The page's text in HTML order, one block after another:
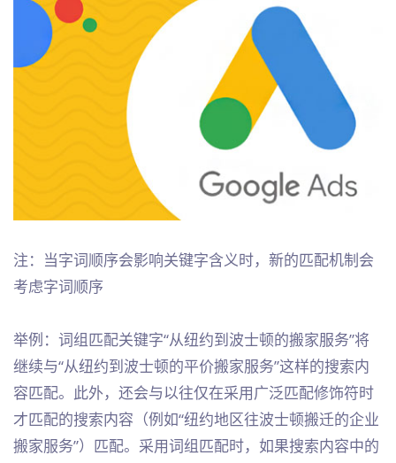
注：当字词顺序会影响关键字含义时，新的匹配机制会
考虑字词顺序
举例：词组匹配关键字“从纽约到波士顿的搬家服务”将
继续与“从纽约到波士顿的平价搬家服务”这样的搜索内
容匹配。此外，还会与以往仅在采用广泛匹配修饰符时
才匹配的搜索内容（例如“纽约地区往波士顿搬迁的企业
搬家服务”）匹配。采用词组匹配时，如果搜索内容中的